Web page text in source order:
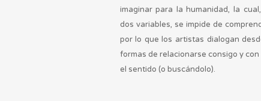
imaginar para la humanidad, la
dos variables, se impide de
por lo que los artistas dialogan
formas de relacionarse consigo y
el sentido (o buscándolo).